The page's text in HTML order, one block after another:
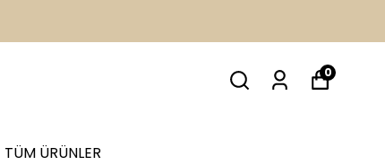
TÜM ÜRÜNLER
0